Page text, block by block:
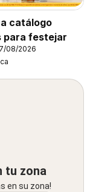
catálogo
para festejar
08/2026
tu zona
en su zona!